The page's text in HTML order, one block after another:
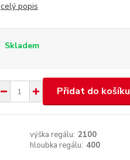
celý popis
Skladem
Přidat do košíku
výška regálu: 2100
hloubka regálu: 400